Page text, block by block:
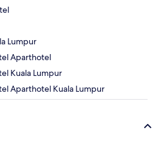
Lumpur
Aparthotel
Kuala Lumpur
Aparthotel Kuala Lumpur